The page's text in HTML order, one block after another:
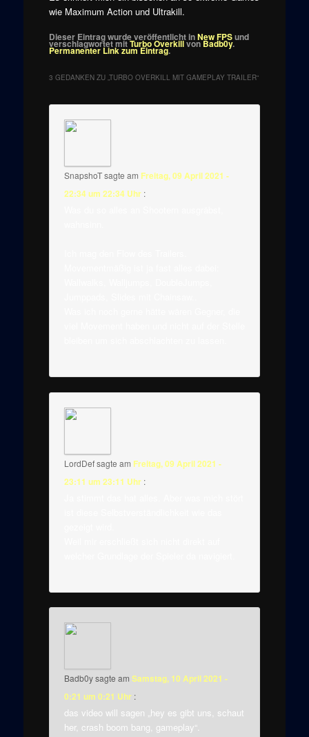
wie Maximum Action und Ultrakill.
Dieser Eintrag wurde veröffentlicht inNew FPSund
verschlagwortet mitTurbo OverkillvonBadb0y.
Permanenter Link zum Eintrag.
3 GEDANKEN ZU „TURBO OVERKILL MIT GAMEPLAY TRAILER“
SnapshoTsagte am Freitag, 09 April 2021 -
22:34 um 22:34 Uhr :
LordDefsagte am Freitag, 09 April 2021 -
23:11 um 23:11 Uhr :
Badb0ysagte am Samstag, 10 April 2021 -
0:21 um 0:21 Uhr :
das video will sagen „hey es gibt uns, schaut
her, crash boom bang, gameplay“.